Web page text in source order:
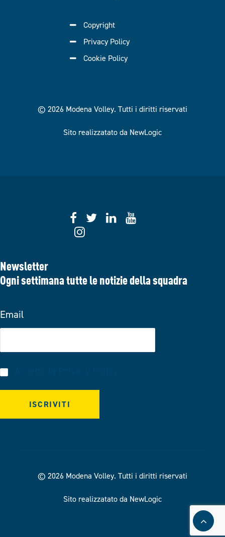
Copyright
Privacy Policy
Cookie Policy
© 2026 Modena Volley. Tutti i diritti riservati
Sito realizzatato da NewLogic
Newsletter
Ogni settimana tutte le notizie della squadra
Email
© 2026 Modena Volley. Tutti i diritti riservati
Sito realizzatato da NewLogic